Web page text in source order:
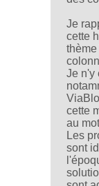
Je
cette
Je n'y
cette
au
Les
sont